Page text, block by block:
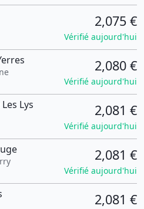
2,075 €
Vérifié aujourd'hui
2,080 €
Vérifié aujourd'hui
Lys 2,081 €
Vérifié aujourd'hui
2,081 €
Vérifié aujourd'hui
2,081 €